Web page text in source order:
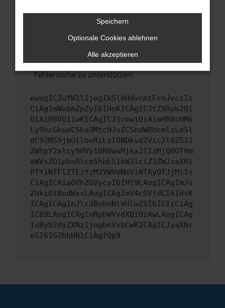
Wende dich an den Webseitenbetreiber.
hast, kontaktiere uns bitte. Wir werden
versuchen, das Problem zu beheben. Du kannst
uns diesen Text schicken, um uns bei der
Fehlersuche zu unterstützen:
ewogICJuYW1lIjogIk5ldHdvcmtFcnJvciIs
CiAgImNvbmZpZyI6IHsKICAgICJtZXRob2Qi
OiAiR0VUIiwKICAgICJ1cmwiOiAiaHR0cHM6
Ly9hcGkueC5ha3MtcHJvZC5hdWRhcmlzLm5l
dC92MS9jbGllbnRzLzI0NDkvd2Vic2l0ZS12
ZWhpY2xlcy9HVy1BR0wxMjkxJTIzMjQ0OT9m
aWVsZD1pbnRlcm5hbE51bWJlciZ3ZWJzaXRl
PTY1NTFlZTEzYzM3YWVmNmViNTAyOTJjMiIs
CiAgICAiaGVhZGVycyI6IHt9LAogICAgImJv
ZHkiOiBudWxsLAogICAgImV4cGVjdCI6IHsK
ICAgICAgInJlc3BvbnNlVHlwZSI6ICIiCiAg
ICB9LAogICAgInRpbWVvdXQiOiAwLAogICAg
InByb2dyZXNzIjogbnVsbCwKICAgICJyaXNr
eSI6IGZhbHNlCiAgfQp9
Speichern
Optionale Cookies ablehnen
Alle akzeptieren